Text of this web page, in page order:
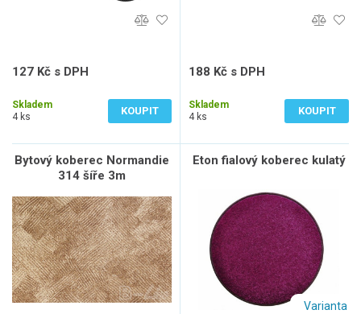
127 Kč s DPH
Skladem
4 ks
KOUPIT
188 Kč s DPH
Skladem
4 ks
KOUPIT
Bytový koberec Normandie
314 šíře 3m
Eton fialový koberec kulatý
Varianta